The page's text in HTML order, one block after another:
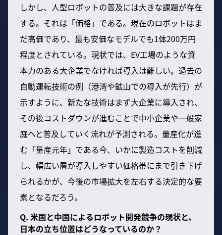
しかし、人型ロボットの普及には大きな課題が存在
する。それは「価格」である。現在のロボットはま
だ高価であり、最も安価なモデルでも1体200万円
程度とされている。現状では、EV工場のような資
本力のある大企業でなければ導入は難しい。過去の
自動運転技術の例（港湾や鉱山での導入が先行）が
示すように、新たな技術はまず大企業に導入され、
その後コストダウンが進むことで中小企業や一般家
庭へと普及していく流れが予測される。量産化が進
む「量産元年」である今、いかに製造コストを削減
し、幅広い層が導入しやすい価格帯にまで引き下げ
られるかが、今後の市場拡大を左右する決定的な要
素となるだろう。
Q. 米国と中国によるロボット開発競争の現状と、
日本の立ち位置はどうなっているのか？